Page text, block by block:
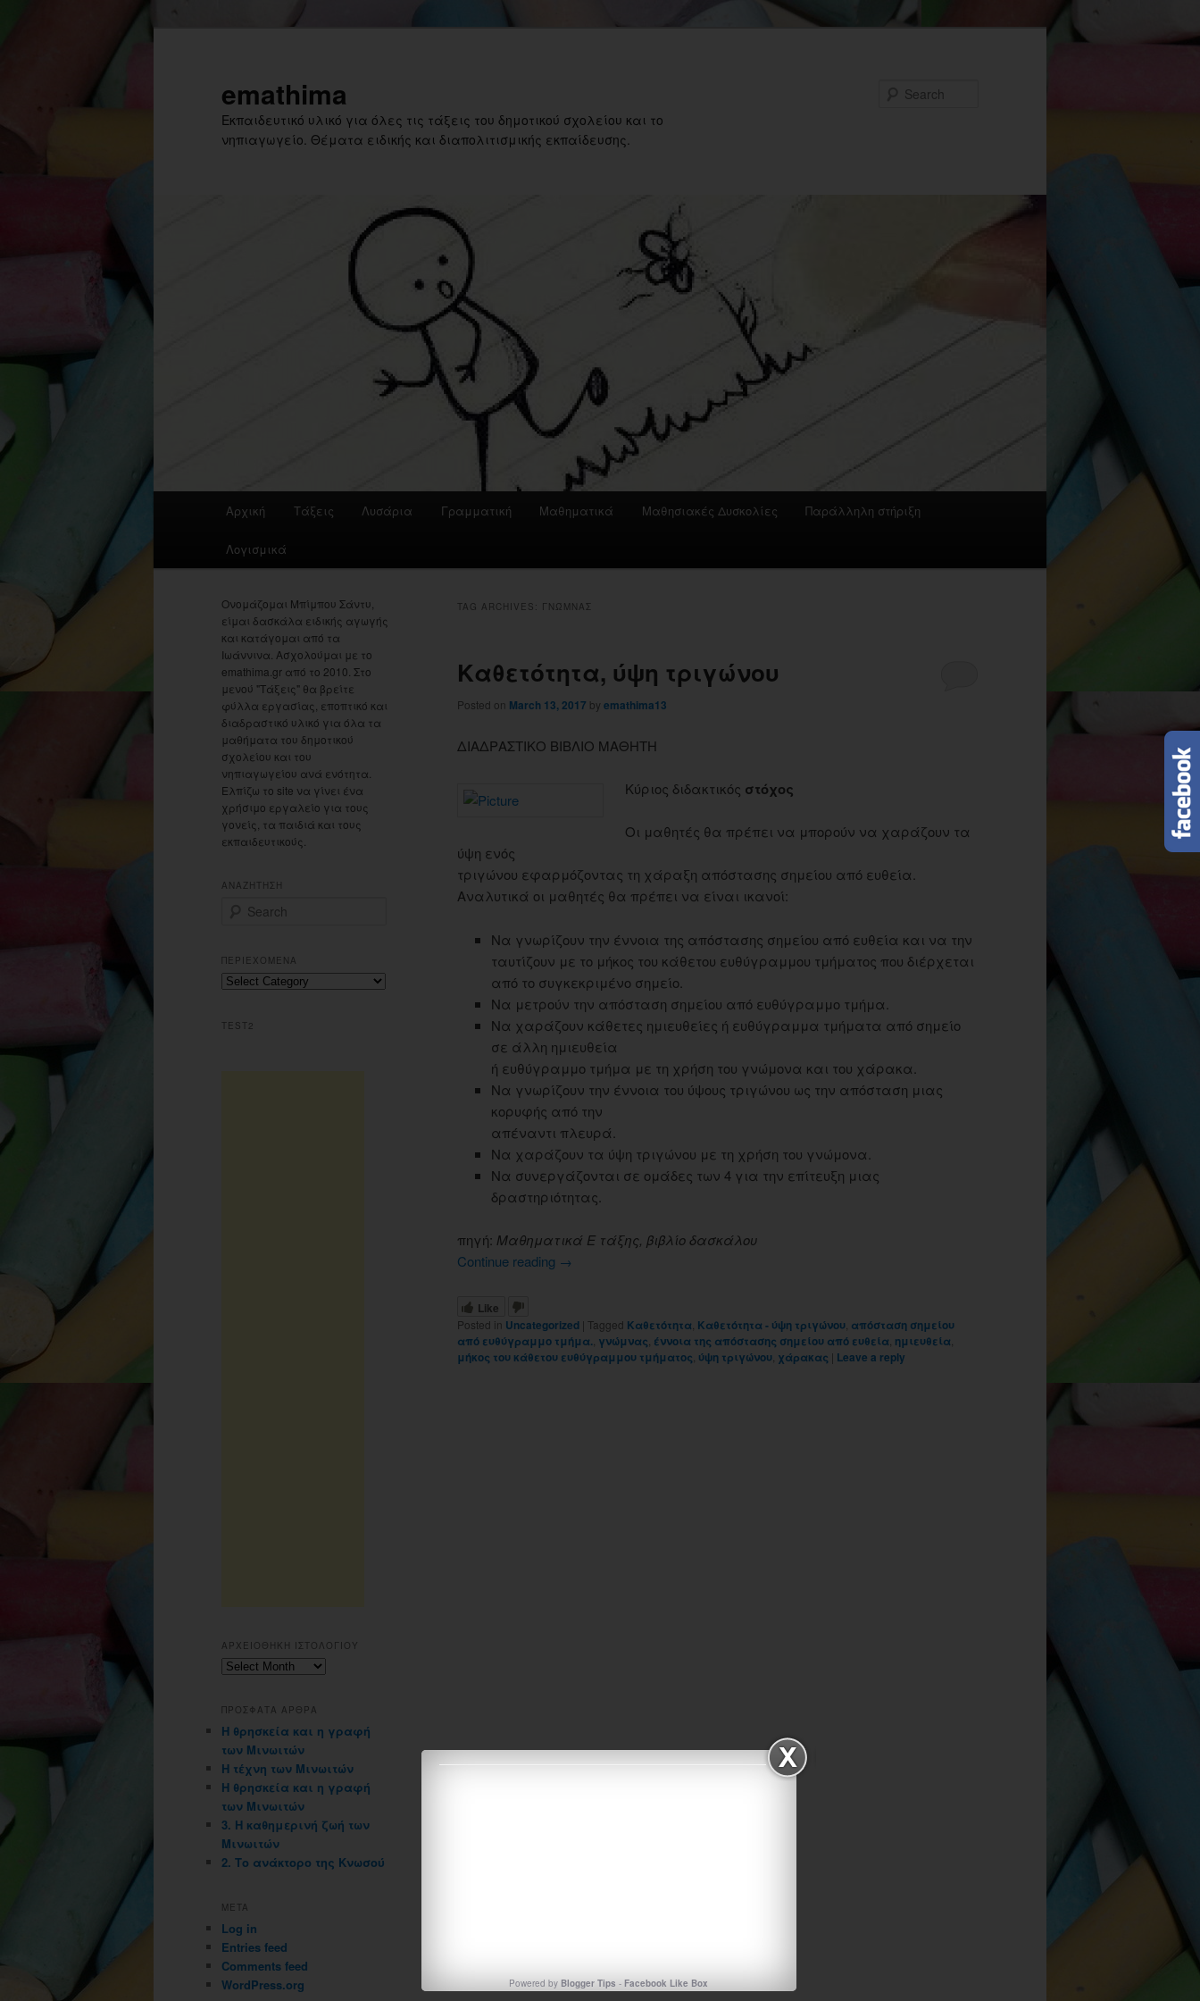
emathima
Εκπαιδευτικό υλικό για όλες τις τάξεις του δημοτικού σχολείου και το
νηπιαγωγείο. Θέματα ειδικής και διαπολιτισμικής εκπαίδευσης.
Αρχική Τάξεις Λυσάρια Γραμματική Μαθηματικά Μαθησιακές Δυσκολίες Παράλληλη στήριξη
Λογισμικά
TAG ARCHIVES: ΓΝΏΜΝΑΣ
Kαθετότητα, ύψη τριγώνου
Posted on March 13, 2017 by emathima13
ΔΙΑΔΡΑΣΤΙΚΟ ΒΙΒΛΙΟ ΜΑΘΗΤΗ
Κύριος διδακτικός στόχος
Oι μαθητές θα πρέπει να μπορούν να χαράζουν τα
ύψη ενός
τριγώνου εφαρμόζοντας τη χάραξη απόστασης σημείου από ευθεία.
Αναλυτικά οι μαθητές θα πρέπει να είναι ικανοί:
Nα γνωρίζουν την έννοια της απόστασης σημείου από ευθεία και να την
ταυτίζουν με το μήκος του κάθετου ευθύγραμμου τμήματος που διέρχεται
από το συγκεκριμένο σημείο.
Nα μετρούν την απόσταση σημείου από ευθύγραμμο τμήμα.
Nα χαράζουν κάθετες ημιευθείες ή ευθύγραμμα τμήματα από σημείο
σε άλλη ημιευθεία
ή ευθύγραμμο τμήμα με τη χρήση του γνώμονα και του χάρακα.
Nα γνωρίζουν την έννοια του ύψους τριγώνου ως την απόσταση μιας
κορυφής από την
απέναντι πλευρά.
Nα χαράζουν τα ύψη τριγώνου με τη χρήση του γνώμονα.
Nα συνεργάζονται σε ομάδες των 4 για την επίτευξη μιας
δραστηριότητας.
πηγή: Μαθηματικά Ε τάξης, βιβλίο δασκάλου
Continue reading →
Like
Posted in Uncategorized | Tagged Kαθετότητα, Kαθετότητα - ύψη τριγώνου, απόσταση σημείου
από ευθύγραμμο τμήμα., γνώμνας, έννοια της απόστασης σημείου από ευθεία, ημιευθεία,
μήκος του κάθετου ευθύγραμμου τμήματος, ύψη τριγώνου, χάρακας | Leave a reply
Ονομάζομαι Μπίμπου Σάντυ,
είμαι δασκάλα ειδικής αγωγής
και κατάγομαι από τα
Ιωάννινα. Ασχολούμαι με το
emathima.gr από το 2010. Στο
μενού "Τάξεις" θα βρείτε
φύλλα εργασίας, εποπτικό και
διαδραστικό υλικό για όλα τα
μαθήματα του δημοτικού
σχολείου και του
νηπιαγωγείου ανά ενότητα.
Ελπίζω το site να γίνει ένα
χρήσιμο εργαλείο για τους
γονείς, τα παιδιά και τους
εκπαιδευτικούς.
ΑΝΑΖΗΤΗΣΗ
r
c
h
ΠΕΡΙΕΧΟΜΕΝΑ
Περιεχομενα
TEST2
ΑΡΧΕΙΟΘΗΚΗ ΙΣΤΟΛΟΓΙΟΥ
Αρχειοθηκη
ΠΡΟΣΦΑΤΑ ΑΡΘΡΑ
Η θρησκεία και η γραφή
των Μινωιτών
Η τέχνη των Μινωιτών
Η θρησκεία και η γραφή
των Μινωιτών
3. Η καθημερινή ζωή των
Μινωιτών
2. Το ανάκτορο της Κνωσού
META
Log in
Entries feed
Comments feed
WordPress.org
Powered byBlogger Tips -Facebook Like Box